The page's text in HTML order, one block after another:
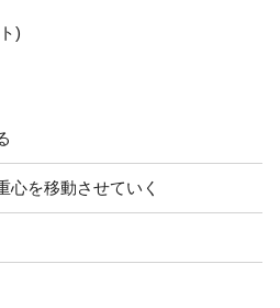
)
心を移動させていく